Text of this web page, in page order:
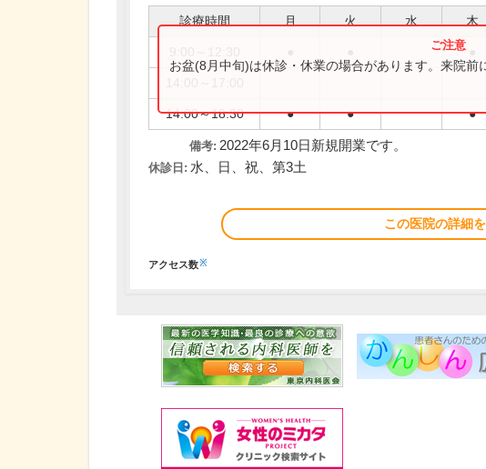
診療時間 月 火 水 木
14:00～18:30 ● ● ●
お盆(8月中旬)は休診・休業の場合があります。来院前
備考: 2022年6月10日新規開業です。
休診日: 水、日、祝、第3土
この医院の詳細
アクセス数※